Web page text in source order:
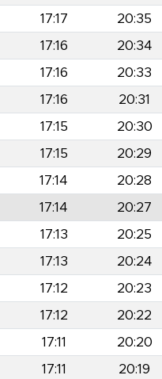
17:17 20:35
17:16 20:34
17:16 20:33
17:16 20:31
17:15 20:30
17:15 20:29
17:14 20:28
17:14 20:27
17:13 20:25
17:13 20:24
17:12 20:23
17:12 20:22
17:11 20:20
17:11 20:19